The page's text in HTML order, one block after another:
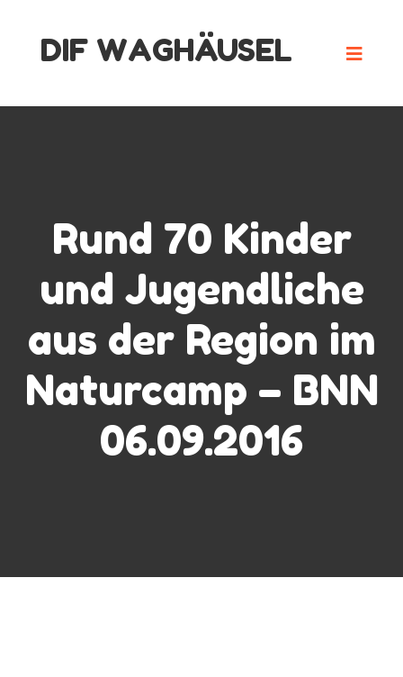
DIF WAGHÄUSEL
Rund 70 Kinder
und Jugendliche
aus der Region im
Naturcamp – BNN
06.09.2016